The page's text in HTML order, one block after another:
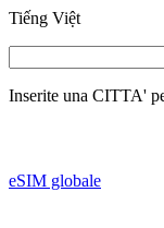
Tiếng Việt
Inserite una CITTA'
eSIM globale